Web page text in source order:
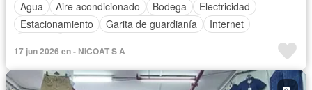
Agua
Aire acondicionado Bodega
Electricidad
Estacionamiento
Garita de guardianía
Internet
17 jun 2026 en - NICOAT S A